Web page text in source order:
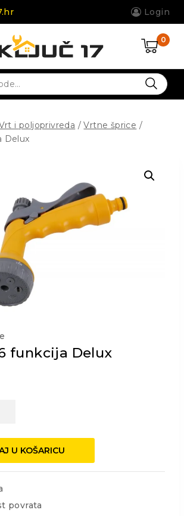
Login
0
i poljoprivreda / Vrtne šprice /
Delux
funkcija Delux
U KOŠARICU
povrata